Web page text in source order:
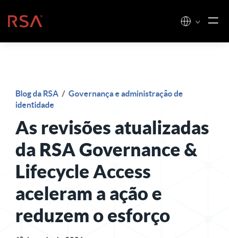
Início
Blog da RSA / Governança e administração de
identidade
As revisões atualizadas
da RSA Governance &
Lifecycle Access
aceleram a ação e
reduzem o esforço